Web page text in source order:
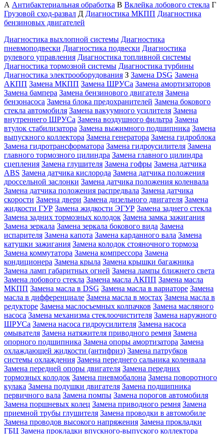
А Антибактериальная обработка В Вклейка лобового стекла Г
Грузовой сход-развал Д Диагностика МКПП Диагностика
бензиновых двигателей
Диагностика выхлопной системы Диагностика
пневмоподвески Диагностика подвески Диагностика
рулевого управления Диагностика топливной системы
Диагностика тормозной системы Диагностика турбины
Диагностика электрооборудования З Замена DSG Замена
АКПП Замена МКПП Замена ШРУСа Замена амортизаторов
Замена бампера Замена бензинового двигателя Замена
бензонасоса Замена блока предохранителей Замена бокового
стекла автомобиля Замена вакуумного усилителя Замена
внутреннего ШРУСа Замена воздушного фильтра Замена
втулок стабилизатора Замена выжимного подшипника Замена
выпускного коллектора Замена генератора Замена гидроблока
Замена гидротрансформатора Замена гидроусилителя Замена
главного тормозного цилиндра Замена главного цилиндра
сцепления Замена глушителя Замена гофры Замена датчика
ABS Замена датчика кислорода Замена датчика положения
дроссельной заслонки Замена датчика положения коленвала
Замена датчика положения распредвала Замена датчика
скорости Замена двери Замена дизельного двигателя Замена
жидкости ГУР Замена жидкости ЭГУР Замена заднего стекла
Замена задних тормозных колодок Замена замка зажигания
Замена зеркала Замена зеркала бокового вида Замена
испарителя Замена капота Замена карданного вала Замена
катушки зажигания Замена колодок стояночного тормоза
Замена коммутатора Замена компрессора Замена
кондиционера Замена крыла Замена крышки багажника
Замена ламп габаритных огней Замена лампы ближнего света
Замена лобового стекла Замена масла АКПП Замена масла
МКПП Замена масла в DSG Замена масла в вариаторе Замена
масла в дифференциале Замена масла в мостах Замена масла в
редукторе Замена маслосъемных колпачков Замена масляного
насоса Замена механизма стеклоочистителя Замена наружного
ШРУСа Замена насоса гидроусилителя Замена насоса
омывателя Замена натяжителя приводного ремня Замена
опорного подшипника Замена опоры амортизатора Замена
охлаждающей жидкости (антифриз) Замена патрубков
системы охлаждения Замена переднего сальника коленвала
Замена передней опоры двигателя Замена передних
тормозных колодок Замена пневмобалона Замена поворотного
кулака Замена подушки двигателя Замена подшипника
первичного вала Замена помпы Замена порогов автомобиля
Замена поршневых колец Замена приводного ремня Замена
приемной трубы глушителя Замена проводки в автомобиле
Замена проводов высокого напряжения Замена прокладки
ГБЦ Замена прокладки впускного-выпуского коллектора